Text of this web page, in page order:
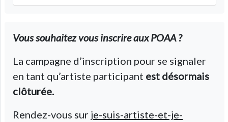
Vous souhaitez vous inscrire aux POAA ?
La campagne d’inscription pour se signaler
en tant qu’artiste participant est désormais
clôturée.
Rendez-vous sur je-suis-artiste-et-je-